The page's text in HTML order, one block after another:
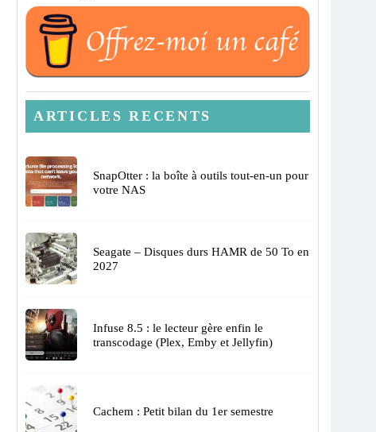
ARTICLES RECENTS
SnapOtter : la boîte à outils tout-en-un pour
votre NAS
Seagate – Disques durs HAMR de 50 To en
2027
Infuse 8.5 : le lecteur gère enfin le
transcodage (Plex, Emby et Jellyfin)
Cachem : Petit bilan du 1er semestre